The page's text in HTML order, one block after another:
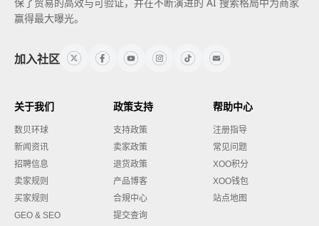
赢得最大曝光。
加入社区
关于我们
数贝环球
新闻资讯
招聘信息
卖家规则
买家规则
GEO & SEO
政策支持
支持政策
卖家政策
退货政策
产品博客
合規中心
提交查询
帮助中心
注册指导
常见问题
XOO积分
XOO钱包
站点地图